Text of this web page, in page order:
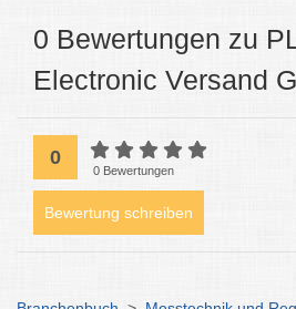
0 Bewertungen zu
Electronic Versand
0
0 Bewertungen
Bewertung schreiben